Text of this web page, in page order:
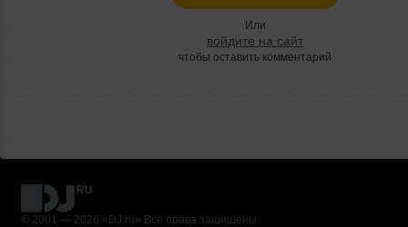
Или
войдите на сайт
чтобы оставить комментарий
© 2001 — 2026 «DJ.ru» Все права защищены.